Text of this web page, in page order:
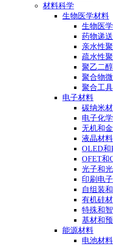
材料科学
生物医学材料
生物医
药物递
亲水性
疏水性
聚乙二
聚合物
聚合工具
电子材料
碳纳米
电子化
无机和
液晶材料
OLED和
OFET和
光子和
印刷电
自组装
有机硅
特殊和
基材和
能源材料
电池材料